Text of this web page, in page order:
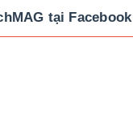
tại Facebook